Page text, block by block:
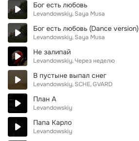
Бог есть любовь
Levandowskiy Saya Musa
Бог есть любовь (Dance version)
Levandowskiy Saya Musa
Не залипай
Levandowskiy Через неделю
В пустыне выпал снег
Levandowskiy SCHE GVARD
План А
Levandowskiy
Папа Карло
Levandowskiy